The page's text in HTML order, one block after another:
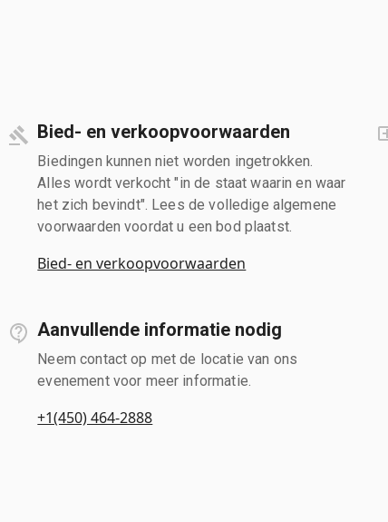
Bied- en verkoopvoorwaarden
Biedingen kunnen niet worden ingetrokken.
Alles wordt verkocht "in de staat waarin en waar
het zich bevindt". Lees de volledige algemene
voorwaarden voordat u een bod plaatst.
Bied- en verkoopvoorwaarden
Aanvullende informatie nodig
Neem contact op met de locatie van ons
evenement voor meer informatie.
+1(450) 464-2888